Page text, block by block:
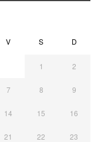
V S D
1 2
7 8 9
14 15 16
21 22 23